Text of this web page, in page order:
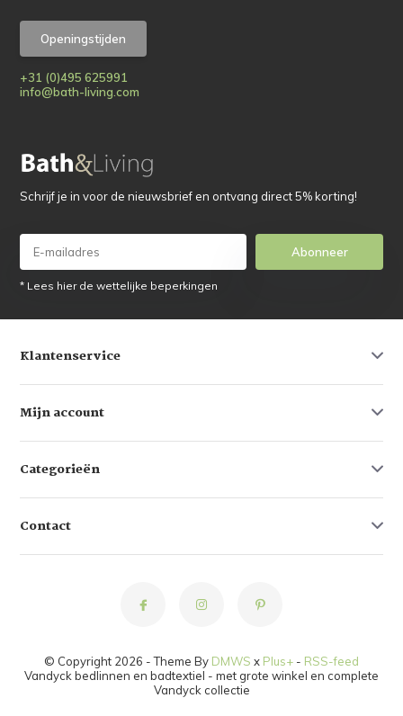
Openingstijden
+31 (0)495 625991
info@bath-living.com
Schrijf je in voor de nieuwsbrief en ontvang direct 5% korting!
Abonneer
* Lees hier de wettelijke beperkingen
Klantenservice
Mijn account
Categorieën
Contact
© Copyright 2026 - Theme By DMWS x Plus+ - RSS-feed
Vandyck bedlinnen en badtextiel - met grote winkel en complete
Vandyck collectie